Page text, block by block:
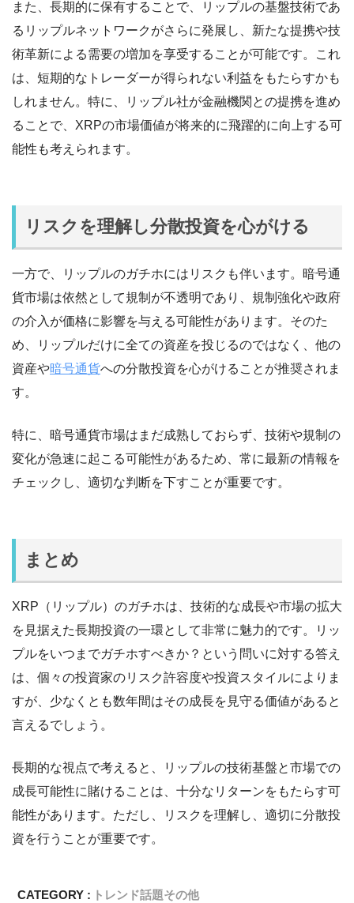
また、長期的に保有することで、リップルの基盤技術であ
るリップルネットワークがさらに発展し、新たな提携や技
術革新による需要の増加を享受することが可能です。これ
は、短期的なトレーダーが得られない利益をもたらすかも
しれません。特に、リップル社が金融機関との提携を進め
ることで、XRPの市場価値が将来的に飛躍的に向上する可
能性も考えられます。
リスクを理解し分散投資を心がける
一方で、リップルのガチホにはリスクも伴います。暗号通
貨市場は依然として規制が不透明であり、規制強化や政府
の介入が価格に影響を与える可能性があります。そのた
め、リップルだけに全ての資産を投じるのではなく、他の
資産や暗号通貨への分散投資を心がけることが推奨されま
す。
特に、暗号通貨市場はまだ成熟しておらず、技術や規制の
変化が急速に起こる可能性があるため、常に最新の情報を
チェックし、適切な判断を下すことが重要です。
まとめ
XRP（リップル）のガチホは、技術的な成長や市場の拡大
を見据えた長期投資の一環として非常に魅力的です。リッ
プルをいつまでガチホすべきか？という問いに対する答え
は、個々の投資家のリスク許容度や投資スタイルによりま
すが、少なくとも数年間はその成長を見守る価値があると
言えるでしょう。
長期的な視点で考えると、リップルの技術基盤と市場での
成長可能性に賭けることは、十分なリターンをもたらす可
能性があります。ただし、リスクを理解し、適切に分散投
資を行うことが重要です。
CATEGORY : トレンド話題その他